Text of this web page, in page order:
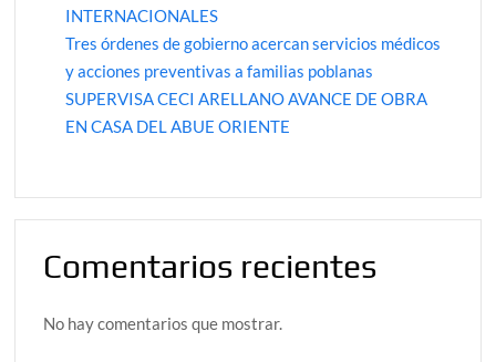
INTERNACIONALES
Tres órdenes de gobierno acercan servicios médicos
y acciones preventivas a familias poblanas
SUPERVISA CECI ARELLANO AVANCE DE OBRA
EN CASA DEL ABUE ORIENTE
Comentarios recientes
No hay comentarios que mostrar.